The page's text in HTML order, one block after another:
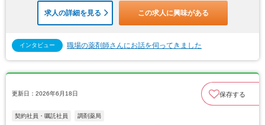
求人の詳細を見る この求人に興味がある
インタビュー 職場の薬剤師さんにお話を伺ってきました
更新日：2026年6月18日 保存する
契約社員・嘱託社員 調剤薬局